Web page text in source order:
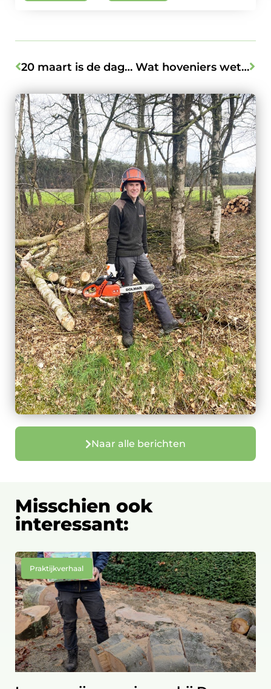
20 maart is de dag van de Groenprofessional! Wat hoveniers weten & wat jij nog moet ontdekken
Naar alle berichten
Misschien ook
interessant:
Praktijkverhaal